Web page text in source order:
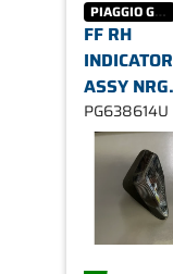
PIAGGIO GROUP
FF RH
INDICATOR
ASSY NRG
KÄYTETTY
PG638614U